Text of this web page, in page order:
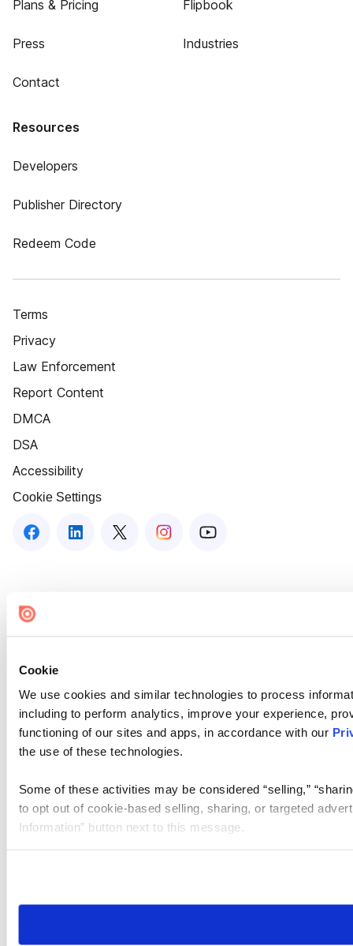
Cookie
We use cookies and similar technologies to process
including to perform analytics, improve your experience,
functioning of our sites and apps, in accordance with our
the use of these technologies.
Some of these activities may be considered “selling,”
to opt out of cookie-based selling, sharing, or targeted
Information” button next to this message.
need to be set again.
Plans & Pricing
Press
Contact
Flipbook
Industries
Resources
Developers
Publisher Directory
Redeem Code
Terms
Privacy
Law Enforcement
Report Content
DMCA
DSA
Accessibility
Cookie Settings